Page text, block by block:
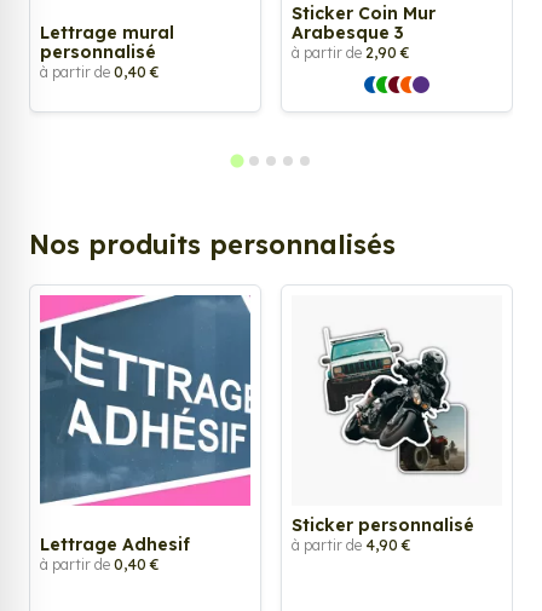
Lettrage mural
personnalisé
à partir de 0,40 €
Sticker Coin Mur
Arabesque 3
à partir de 2,90 €
Nos produits personnalisés
Lettrage Adhesif
à partir de 0,40 €
Sticker personnalisé
à partir de 4,90 €